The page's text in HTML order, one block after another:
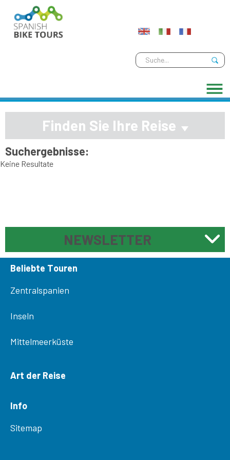
Finden Sie Ihre Reise
Suchergebnisse:
Keine Resultate
NEWSLETTER
Beliebte Touren
Zentralspanien
Inseln
Mittelmeerküste
Art der Reise
Info
Sitemap